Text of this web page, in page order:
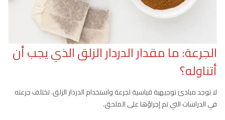
الجرعة: ما مقدار الدردار الزلق الذي يجب أن
أتناوله؟
لا توجد مبادئ توجيهية قياسية لجرعة واستخدام الدردار الزلق. تختلف جرعته
في الدراسات التي تم إجراؤها على الملحق.